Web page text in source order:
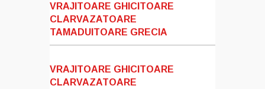
VRAJITOARE GHICITOARE
CLARVAZATOARE
TAMADUITOARE GRECIA
VRAJITOARE GHICITOARE
CLARVAZATOARE